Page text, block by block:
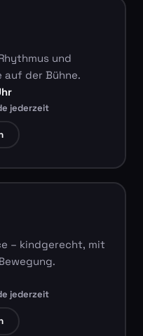
und
auf der Bühne.
jederzeit
– kindgerecht, mit
jederzeit